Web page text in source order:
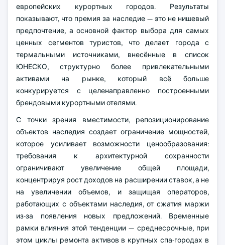
европейских курортных городов. Результаты
показывают, что премия за наследие — это не нишевый
предпочтение, а основной фактор выбора для самых
ценных сегментов туристов, что делает города с
термальными источниками, внесённые в список
ЮНЕСКО, структурно более привлекательными
активами на рынке, который всё больше
конкурируется с целенаправленно построенными
брендовыми курортными отелями.
С точки зрения вместимости, репозиционирование
объектов наследия создает ограничение мощностей,
которое усиливает возможности ценообразования:
требования к архитектурной сохранности
ограничивают увеличение общей площади,
концентрируя рост доходов на расширении ставок, а не
на увеличении объемов, и защищая операторов,
работающих с объектами наследия, от сжатия маржи
из-за появления новых предложений. Временные
рамки влияния этой тенденции — среднесрочные, при
этом циклы ремонта активов в крупных спа-городах в